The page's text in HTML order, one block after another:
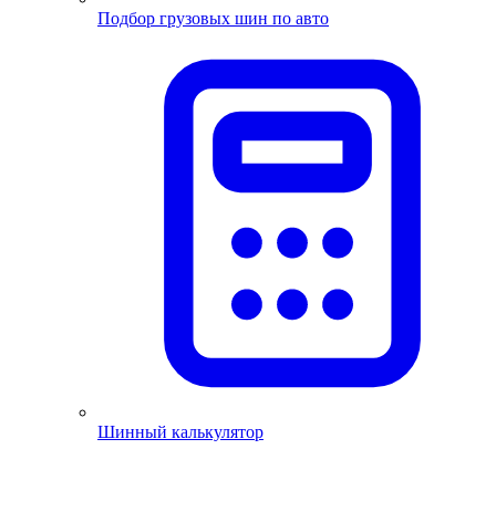
Подбор грузовых шин по авто
Шинный калькулятор